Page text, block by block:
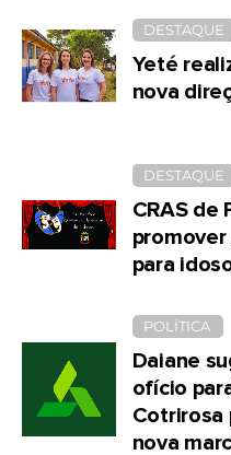
DESTAQUE
Yeté
nova
DESTAQUE
CRAS de
para
POLÍTICA
Daiane
ofício
Cotrirosa
nova